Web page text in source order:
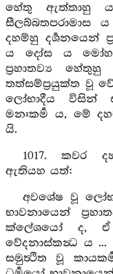
හේතු ඇත්තාහු
දහම්හු දර්‍ශනයෙන්
ය දෝස ය මෝහ
ප්‍රහාතව්‍ය
තත්සම්ප්‍රයුක්ත වූ
ලෝභාදීය විසින්
මනඃකර්‍ම ය, මේ
යි.
1017. කවර
ඇතියහ යත්:
අවශේෂ වූ
භාවනායෙන්
ක්ලේශයෝ ද, ඒ
වේදනාස්කන්‍ධ ය
සමුත්‍ථිත වූ